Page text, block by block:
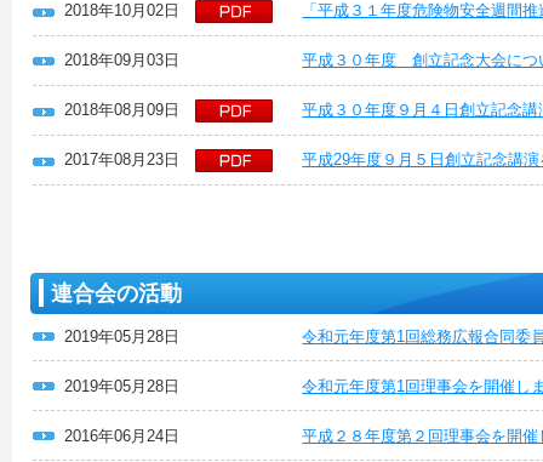
2018年10月02日 「平成３１年度危険物安全週間
2018年09月03日 平成３０年度 創立記念大会につ
2018年08月09日 平成３０年度９月４日創立記念
2017年08月23日 平成29年度９月５日創立記念講
連合会の活動
2019年05月28日 令和元年度第1回総務広報合同委
2019年05月28日 令和元年度第1回理事会を開催し
2016年06月24日 平成２８年度第２回理事会を開催